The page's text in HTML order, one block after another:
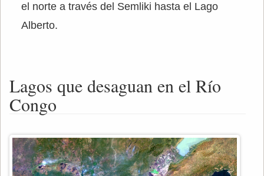
el norte a través del Semliki hasta el Lago
Alberto.
Lagos que desaguan en el Río
Congo